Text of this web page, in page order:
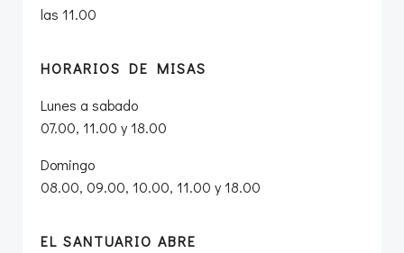
las 11.00
HORARIOS DE MISAS
Lunes a sabado
07.00, 11.00 y 18.00
Domingo
08.00, 09.00, 10.00, 11.00 y 18.00
EL SANTUARIO ABRE